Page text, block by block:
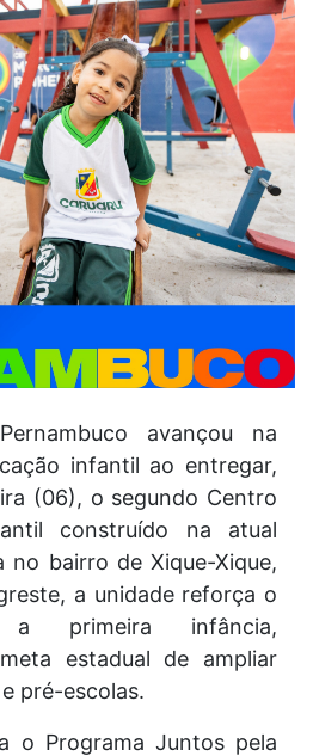
avançou na
infantil ao entregar,
(06), o segundo Centro
construído na atual
no bairro de Xique-Xique,
a unidade reforça o
primeira infância,
estadual de ampliar
pré-escolas.
o Programa Juntos pela